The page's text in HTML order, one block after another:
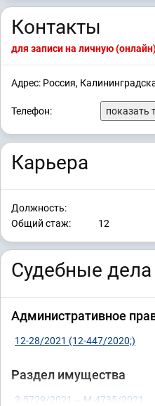
Контакты
для записи на личную
Адрес: Россия,
Телефон: показать
Карьера
Должность:
Общий стаж:
12
Судебные
Административное
12-28/2021 (12-447/2020;)
Раздел имущества
2-5729/2021 ~ М-4735/2021